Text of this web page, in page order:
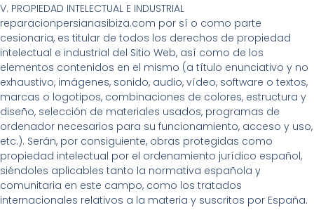
V. PROPIEDAD INTELECTUAL E INDUSTRIAL
reparacionpersianasibiza.com por sí o como parte
cesionaria, es titular de todos los derechos de propiedad
intelectual e industrial del Sitio Web, así como de los
elementos contenidos en el mismo (a título enunciativo y no
exhaustivo, imágenes, sonido, audio, vídeo, software o textos,
marcas o logotipos, combinaciones de colores, estructura y
diseño, selección de materiales usados, programas de
ordenador necesarios para su funcionamiento, acceso y uso,
etc.). Serán, por consiguiente, obras protegidas como
propiedad intelectual por el ordenamiento jurídico español,
siéndoles aplicables tanto la normativa española y
comunitaria en este campo, como los tratados
internacionales relativos a la materia y suscritos por España.